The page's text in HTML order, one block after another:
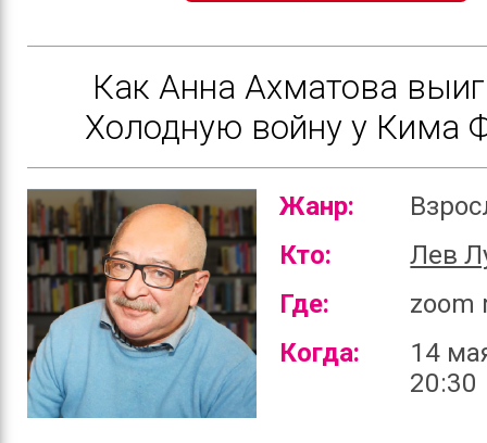
Как Анна Ахматова
Холодную войну у Кима
Жанр:
Кто:
Лев
Где:
zoom
Когда:
14
20:30